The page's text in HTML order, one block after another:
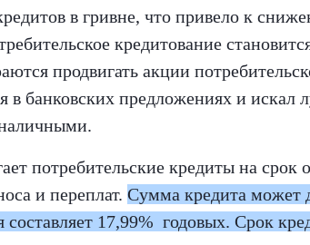
в гривне, что привело к
кредитование
продвигать акции
в банковских предложениях и искал
потребительские кредиты на срок
и переплат. Сумма кредита может
17,99% годовых. Срок